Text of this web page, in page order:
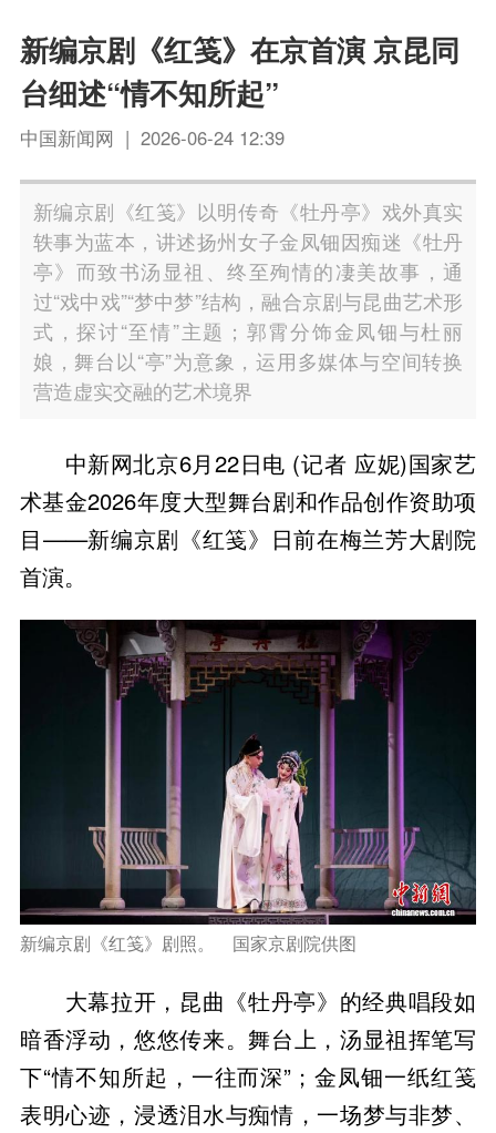
新编京剧《红笺》在京首演 京昆同
台细述“情不知所起”
中国新闻网 | 2026-06-24 12:39
新编京剧《红笺》以明传奇《牡丹亭》戏外真实
轶事为蓝本，讲述扬州女子金凤钿因痴迷《牡丹
亭》而致书汤显祖、终至殉情的凄美故事，通
过“戏中戏”“梦中梦”结构，融合京剧与昆曲艺术形
式，探讨“至情”主题；郭霄分饰金凤钿与杜丽
娘，舞台以“亭”为意象，运用多媒体与空间转换
营造虚实交融的艺术境界
中新网北京6月22日电 (记者 应妮)国家艺
术基金2026年度大型舞台剧和作品创作资助项
目——新编京剧《红笺》日前在梅兰芳大剧院
首演。
新编京剧《红笺》剧照。 国家京剧院供图
大幕拉开，昆曲《牡丹亭》的经典唱段如
暗香浮动，悠悠传来。舞台上，汤显祖挥笔写
下“情不知所起，一往而深”；金凤钿一纸红笺
表明心迹，浸透泪水与痴情，一场梦与非梦、